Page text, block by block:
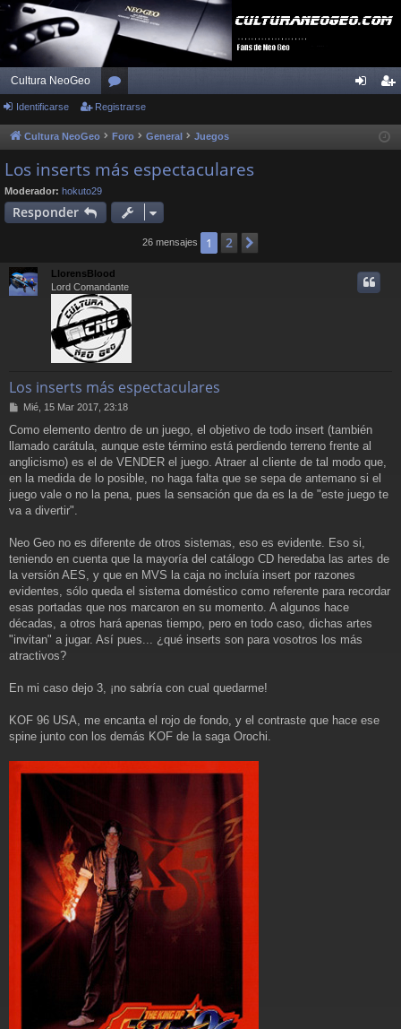
Cultura NeoGeo
or
os ist
Identificarse Registrarse
Cultura NeoGeo Foro General Juegos
Los inserts más espectaculares
Moderador: hokuto29
Responder
26 mensajes 1 2
LlorensBlood
Lord Comandante
Los inserts más espectaculares
M
n
s
a
Mié, 15 Mar 2017, 23:18
Como elemento dentro de un juego, el objetivo de todo insert (también
llamado carátula, aunque este término está perdiendo terreno frente al
anglicismo) es el de VENDER el juego. Atraer al cliente de tal modo que,
en la medida de lo posible, no haga falta que se sepa de antemano si el
juego vale o no la pena, pues la sensación que da es la de "este juego te
va a divertir".
Neo Geo no es diferente de otros sistemas, eso es evidente. Eso si,
teniendo en cuenta que la mayoría del catálogo CD heredaba las artes de
la versión AES, y que en MVS la caja no incluía insert por razones
evidentes, sólo queda el sistema doméstico como referente para recordar
esas portadas que nos marcaron en su momento. A algunos hace
décadas, a otros hará apenas tiempo, pero en todo caso, dichas artes
"invitan" a jugar. Así pues... ¿qué inserts son para vosotros los más
atractivos?
En mi caso dejo 3, ¡no sabría con cual quedarme!
KOF 96 USA, me encanta el rojo de fondo, y el contraste que hace ese
spine junto con los demás KOF de la saga Orochi.